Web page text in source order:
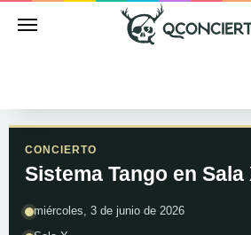
CONCIERTO
Sistema Tango en Sala
miércoles, 3 de junio de 2026